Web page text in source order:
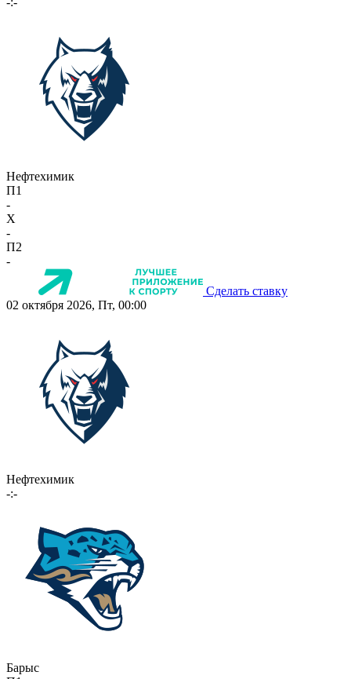
Нефтехимик
П1
-
X
-
П2
-
Сделать ставку
02 октября 2026, Пт, 00:00
Нефтехимик
-:-
Барыс